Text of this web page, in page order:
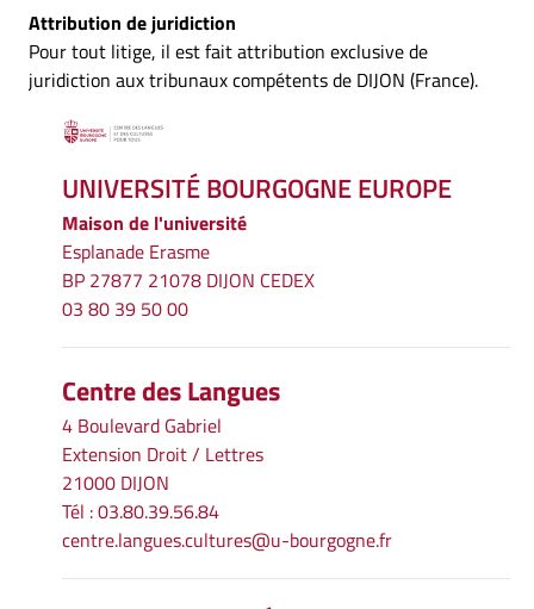
Attribution de juridiction
Pour tout litige, il est fait attribution exclusive de
juridiction aux tribunaux compétents de DIJON (France).
UNIVERSITÉ BOURGOGNE EUROPE
Maison de l'université
Esplanade Erasme
BP 27877 21078 DIJON CEDEX
03 80 39 50 00
Centre des Langues
4 Boulevard Gabriel
Extension Droit / Lettres
21000 DIJON
Tél : 03.80.39.56.84
centre.langues.cultures@u-bourgogne.fr